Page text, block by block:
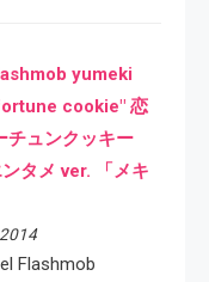
yumeki
cookie" 恋
チュンクッキー
タメ ver. 「メキ
Flashmob